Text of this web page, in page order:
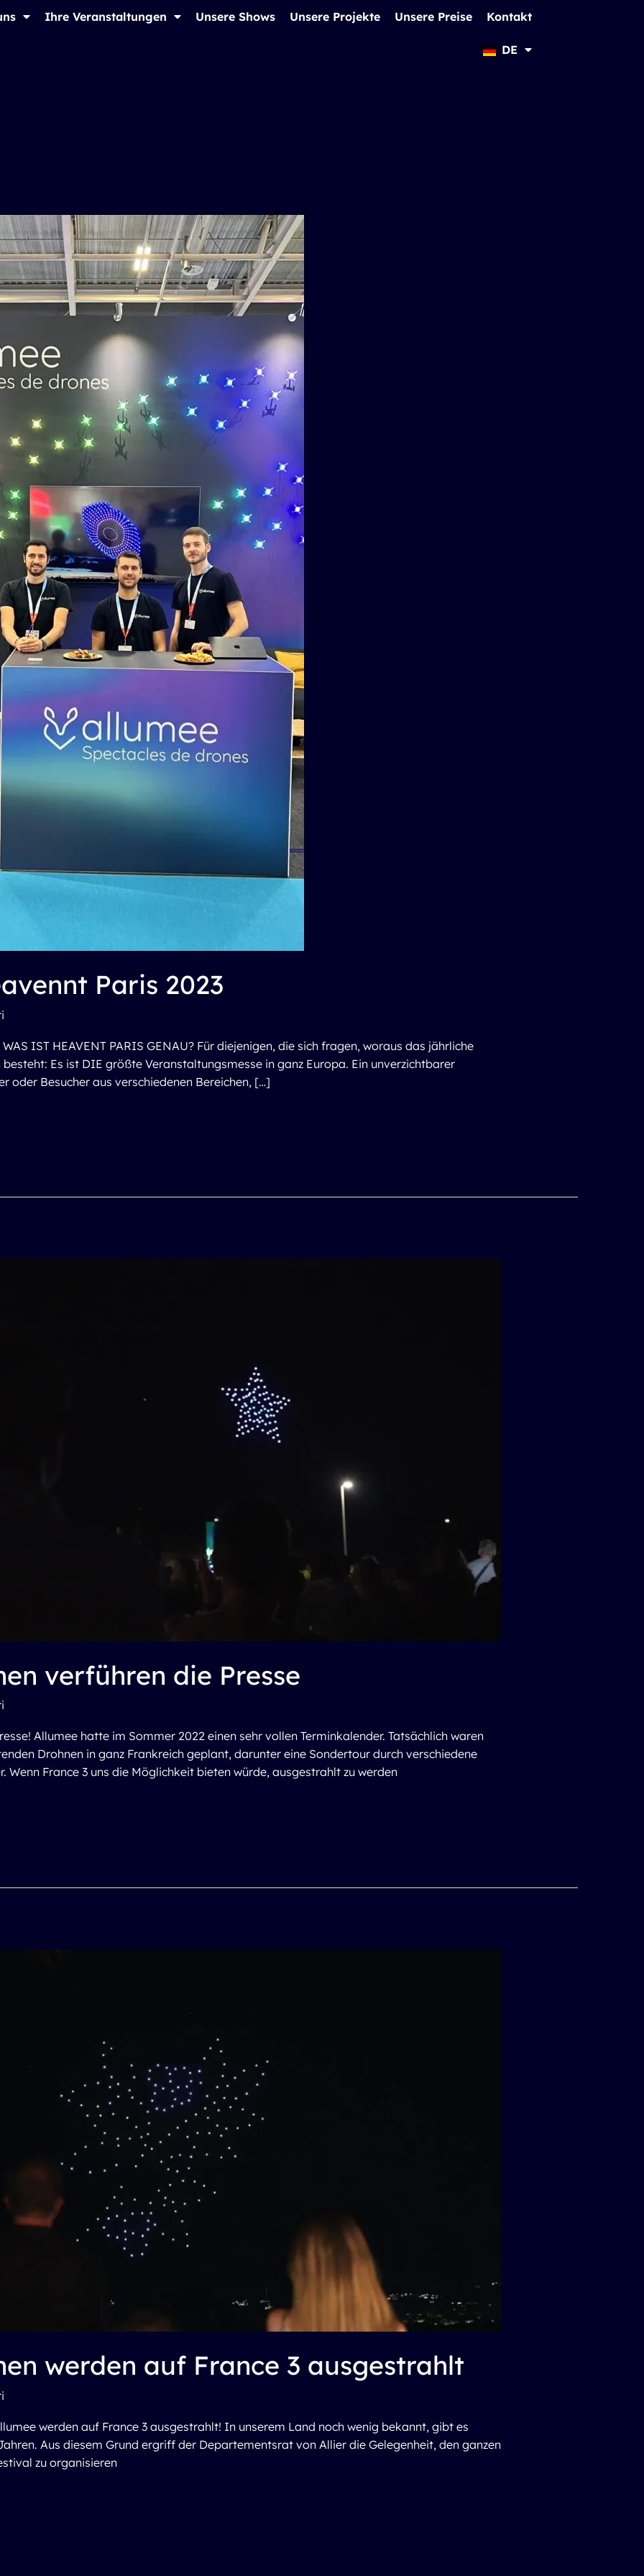
Ihre Veranstaltungen Unsere Shows Unsere Projekte Unsere Preise Kontakt
DE
Paris 2023
IST HEAVENT PARIS GENAU? Für diejenigen, die sich fragen, woraus das jährliche
Es ist DIE größte Veranstaltungsmesse in ganz Europa. Ein unverzichtbarer
oder Besucher aus verschiedenen Bereichen, […]
verführen die Presse
Allumee hatte im Sommer 2022 einen sehr vollen Terminkalender. Tatsächlich waren
Drohnen in ganz Frankreich geplant, darunter eine Sondertour durch verschiedene
Wenn France 3 uns die Möglichkeit bieten würde, ausgestrahlt zu werden
werden auf France 3 ausgestrahlt
werden auf France 3 ausgestrahlt! In unserem Land noch wenig bekannt, gibt es
Aus diesem Grund ergriff der Departementsrat von Allier die Gelegenheit, den ganzen
zu organisieren